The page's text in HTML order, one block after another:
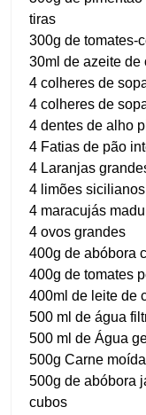
tiras
300g de tomates-
30ml de azeite de
4 colheres de
4 colheres de
4 dentes de alho
4 Fatias de pão
4 Laranjas
4 limões sicilianos
4 maracujás
4 ovos grandes
400g de abóbora
400g de tomates
400ml de leite de
500 ml de água
500 ml de Água
500g Carne
500g de abóbora
cubos